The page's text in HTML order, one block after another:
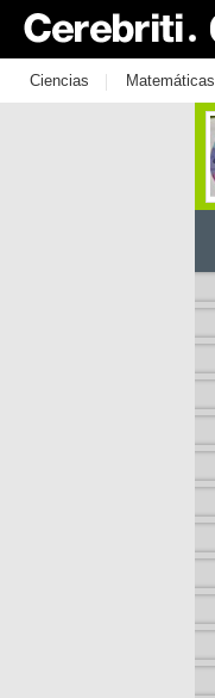
Ciencias | Matemáticas